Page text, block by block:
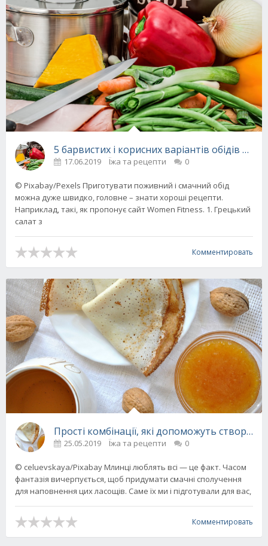
5 барвистих і корисних варіантів обідів на
17.06.2019 Їжа та рецепти 0
© Pixabay/Pexels Приготувати поживний і смачний обід
можна дуже швидко, головне – знати хороші рецепти.
Наприклад, такі, як пропонує сайт Women Fitness. 1. Грецький
салат з
Комментировать
Прості комбінації, які допоможуть створити
25.05.2019 Їжа та рецепти 0
© celuevskaya/Pixabay Млинці люблять всі — це факт. Часом
фантазія вичерпується, щоб придумати смачні сполучення
для наповнення цих ласощів. Саме їх ми і підготували для вас,
Комментировать